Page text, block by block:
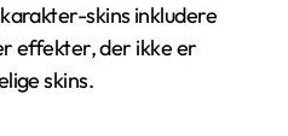
skins inkludere
effekter, der ikke er
skins.